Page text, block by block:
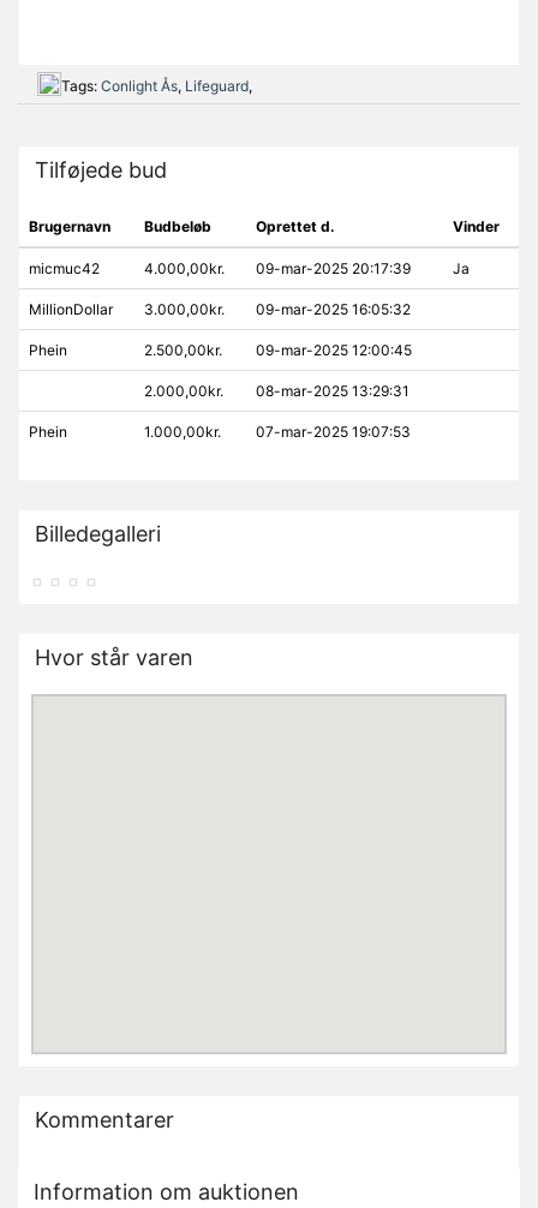
Tags: Conlight Ås, Lifeguard,
Tilføjede bud
Brugernavn Budbeløb Oprettet d. Vinder
micmuc42 4.000,00kr. 09-mar-2025 20:17:39 Ja
MillionDollar 3.000,00kr. 09-mar-2025 16:05:32
Phein 2.500,00kr. 09-mar-2025 12:00:45
2.000,00kr. 08-mar-2025 13:29:31
Phein 1.000,00kr. 07-mar-2025 19:07:53
Billedegalleri
Hvor står varen
Kommentarer
Information om auktionen